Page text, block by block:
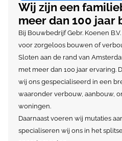
Wij zijn een
meer dan 100 jaar
Bij Bouwbedrijf Gebr. Koenen
voor zorgeloos bouwen of
Sloten aan de rand van
met meer dan 100 jaar ervaring.
wij ons gespecialiseerd in een
waaronder verbouw, aanbouw,
woningen.
Daarnaast voeren wij mutaties
specialiseren wij ons in het